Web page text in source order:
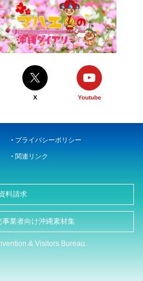
X Youtube
プライバシーポリシー
関連リンク
料請求
事業者向け沖縄素材集
& Visitors Bureau.